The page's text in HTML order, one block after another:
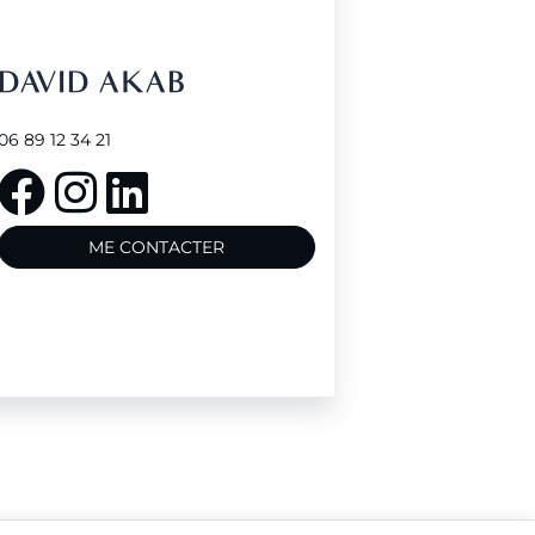
AKAB
89 12 34 21
ME CONTACTER